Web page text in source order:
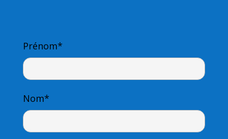
Prénom*
Nom*